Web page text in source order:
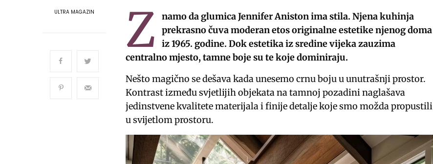
ULTRA MAGAZIN Z
namo da glumica Jennifer Aniston ima stila. Njena kuhinja
prekrasno čuva moderan etos originalne estetike njenog doma
iz 1965. godine. Dok estetika iz sredine vijeka zauzima
centralno mjesto, tamne boje su te koje dominiraju.
Nešto magično se dešava kada unesemo crnu boju u unutrašnji prostor.
Kontrast između svjetlijih objekata na tamnoj pozadini naglašava
jedinstvene kvalitete materijala i finije detalje koje smo možda propustili
u svijetlom prostoru.